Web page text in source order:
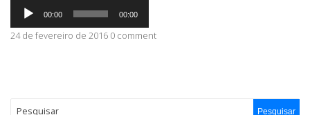
Tocador
áudio
00:00 00:00
24 de fevereiro de 2016 0 comment